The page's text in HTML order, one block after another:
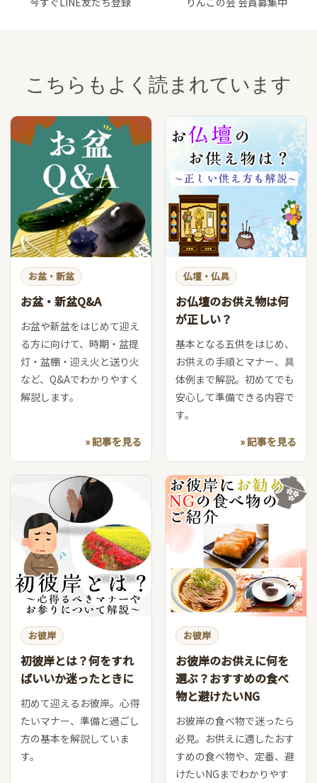
こちらもよく読まれています
お盆・新盆
お盆・新盆Q&A
お盆や新盆をはじめて迎え
る方に向けて、時期・盆提
灯・盆棚・迎え火と送り火
など、Q&Aでわかりやすく
解説します。
» 記事を見る
仏壇・仏具
お仏壇のお供え物は何
が正しい？
基本となる五供をはじめ、
お供えの手順とマナー、具
体例まで解説。初めてでも
安心して準備できる内容で
す。
» 記事を見る
お彼岸
初彼岸とは？何をすれ
ばいいか迷ったときに
初めて迎えるお彼岸。心得
たいマナー、準備と過ごし
方の基本を解説していま
す。
お彼岸
お彼岸のお供えに何を
選ぶ？おすすめの食べ
物と避けたいNG
お彼岸の食べ物で迷ったら
必見。お供えに適したおす
すめの食べ物や、定番、避
けたいNGまでわかりやす